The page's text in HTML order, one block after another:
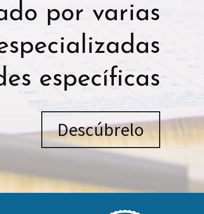
por varias
específicas
Descúbrelo